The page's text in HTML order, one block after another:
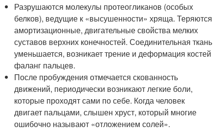
Разрушаются молекулы протеогликанов (особых
белков), ведущие к «высушенности» хряща. Теряются
амортизационные, двигательные свойства мелких
суставов верхних конечностей. Соединительная ткань
уменьшается, возникает трение и деформация костей
фаланг пальцев.
После пробуждения отмечается скованность
движений, периодически возникают легкие боли,
которые проходят сами по себе. Когда человек
двигает пальцами, слышен хруст, который многие
ошибочно называют «отложением солей».